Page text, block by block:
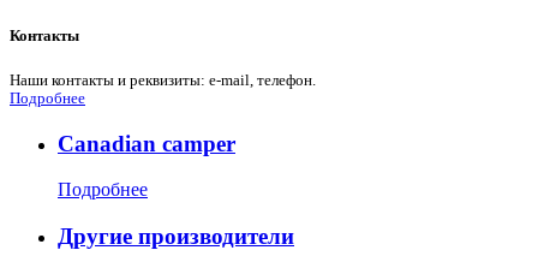
Контакты
Наши контакты и реквизиты: e-mail, телефон.
Подробнее
Canadian camper
Подробнее
Другие производители